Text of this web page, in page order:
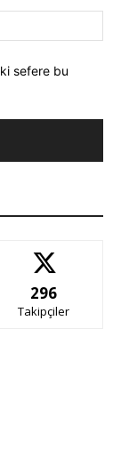
sefere bu
296
Takipçiler